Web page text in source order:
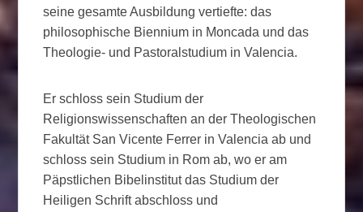
seine gesamte Ausbildung vertiefte: das
philosophische Biennium in Moncada und das
Theologie- und Pastoralstudium in Valencia.
Er schloss sein Studium der
Religionswissenschaften an der Theologischen
Fakultät San Vicente Ferrer in Valencia ab und
schloss sein Studium in Rom ab, wo er am
Päpstlichen Bibelinstitut das Studium der
Heiligen Schrift abschloss und